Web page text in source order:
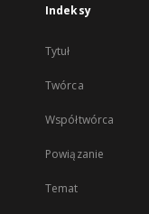
Indeksy
Tytuł
Twórca
Współtwórca
Powiązanie
Temat